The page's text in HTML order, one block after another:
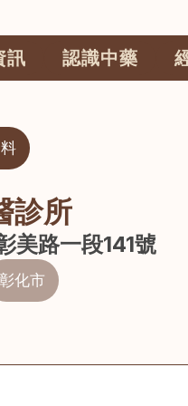
訊 認識中藥
診所
美路一段141號
彰化市